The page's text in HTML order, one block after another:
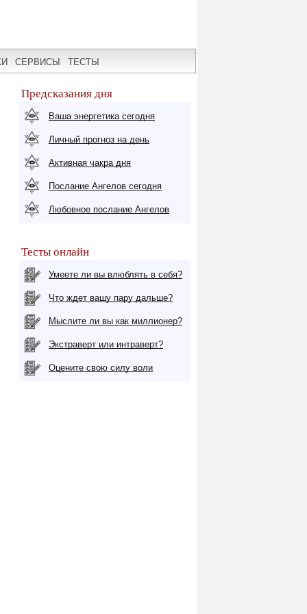
СЕРВИСЫ ТЕСТЫ
Предсказания дня
Ваша энергетика сегодня
Личный прогноз на день
Активная чакра дня
Послание Ангелов сегодня
Любовное послание Ангелов
Тесты онлайн
Умеете ли вы влюблять в себя?
Что ждет вашу пару дальше?
Мыслите ли вы как миллионер?
Экстраверт или интраверт?
Оцените свою силу воли